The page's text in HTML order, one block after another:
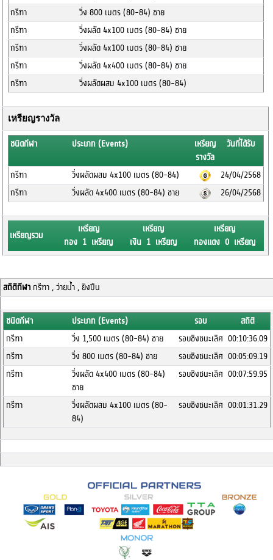
กรีฑา
วิ่ง 800 เมตร (80-84) ชาย
กรีฑา
วิ่งผลัด 4x100 เมตร (80-84) ชาย
กรีฑา
วิ่งผลัด 4x100 เมตร (80-84) ชาย
กรีฑา
วิ่งผลัด 4x400 เมตร (80-84) ชาย
กรีฑา
วิ่งผลัดผสม 4x100 เมตร (80-84)
เหรียญรางวัล
ชนิดกีฬา ประเภท (Events)
เหรียญ
รางวัล
วันที่ได้รับ
กรีฑา วิ่งผลัดผสม 4x100 เมตร (80-84)
24/04/2568
กรีฑา
วิ่งผลัด 4x400 เมตร (80-84) ชาย 26/04/2568
เหรียญรวม
เหรียญ
ทอง 1 เหรียญ
เหรียญ
เงิน 1 เหรียญ
เหรียญ
ทองแดง 0 เหรียญ
สถิติกีฬากรีฑา , ว่ายน้ำ , ยิงปืน
ชนิดกีฬา ประเภท (Events) รอบ
สถิติ
กรีฑา
วิ่ง 1,500 เมตร (80-84) ชาย รอบชิงชนะเลิศ 00:10:36.09
กรีฑา
วิ่ง 800 เมตร (80-84) ชาย รอบชิงชนะเลิศ 00:05:09.19
กรีฑา
วิ่งผลัด 4x400 เมตร (80-84)
ชาย
รอบชิงชนะเลิศ 00:07:59.95
กรีฑา
วิ่งผลัดผสม 4x100 เมตร (80-
84)
รอบชิงชนะเลิศ 00:01:31.29